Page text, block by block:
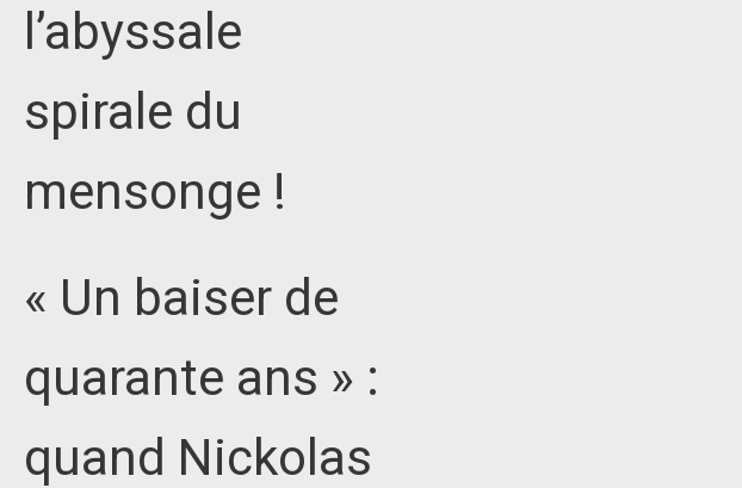
l’abyssale
spirale du
mensonge !
« Un baiser de
quarante ans » :
quand Nickolas